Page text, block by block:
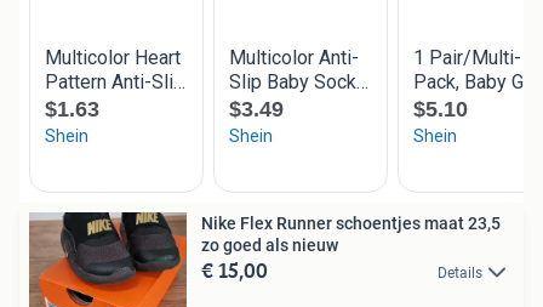
Nike Flex Runner schoentjes maat 23,5
zo goed als nieuw
€ 15,00 Details